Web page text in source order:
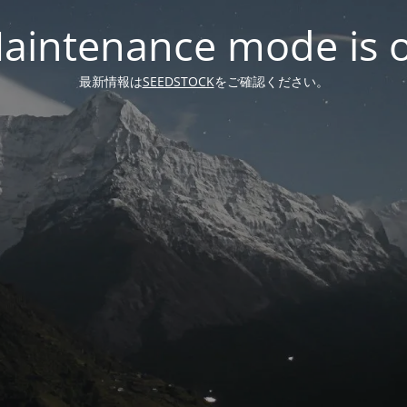
mode is
最新情報はSEEDSTOCKをご確認ください。